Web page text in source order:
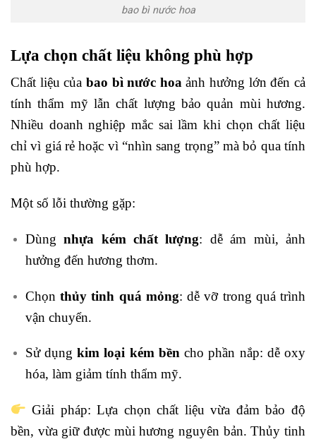
bao bì nước hoa
Lựa chọn chất liệu không phù hợp
Chất liệu của bao bì nước hoaảnh hưởng lớn đến cả
tính thẩm mỹ lẫn chất lượng bảo quản mùi hương.
Nhiều doanh nghiệp mắc sai lầm khi chọn chất liệu
chỉ vì giá rẻ hoặc vì “nhìn sang trọng” mà bỏ qua tính
phù hợp.
Một số lỗi thường gặp:
Dùngnhựa kém chất lượng: dễ ám mùi, ảnh
hưởng đến hương thơm.
Chọnthủy tinh quá mỏng: dễ vỡ trong quá trình
vận chuyển.
Sử dụngkim loại kém bềncho phần nắp: dễ oxy
hóa, làm giảm tính thẩm mỹ.
Giải pháp: Lựa chọn chất liệu vừa đảm bảo độ
bền, vừa giữ được mùi hương nguyên bản. Thủy tinh